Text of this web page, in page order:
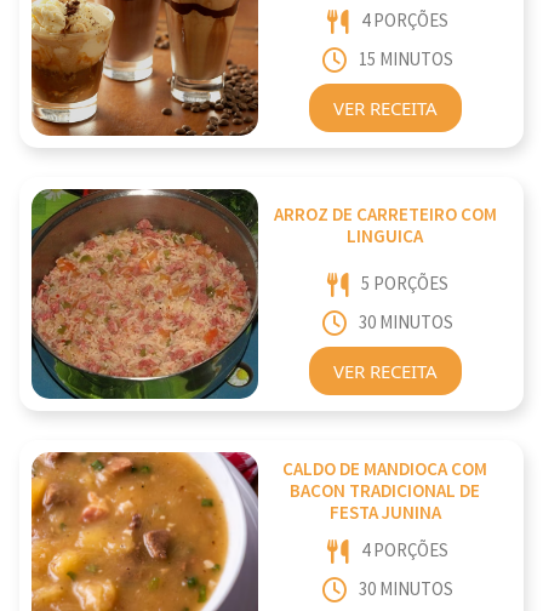
4 PORÇÕES
15 MINUTOS
VER RECEITA
ARROZ DE CARRETEIRO COM
LINGUICA
5 PORÇÕES
30 MINUTOS
VER RECEITA
CALDO DE MANDIOCA COM
BACON TRADICIONAL DE
FESTA JUNINA
4 PORÇÕES
30 MINUTOS